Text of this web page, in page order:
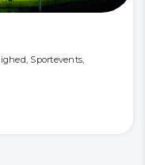
Sportevents,